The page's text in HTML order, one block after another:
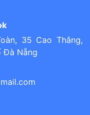
35 Cao Thắng,
Đà Nẵng